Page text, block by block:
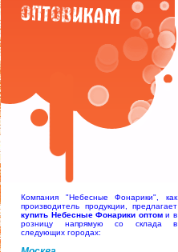
Компания "Небесные Фонарики", как
производитель продукции, предлагает
купить Небесные Фонарики оптоми в
розницу напрямую со склада в
следующих городах: